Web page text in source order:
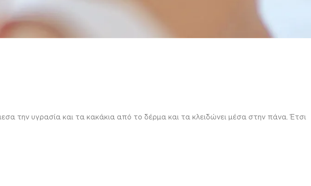
την υγρασία και τα κακάκια από το δέρμα και τα κλειδώνει μέσα στην πάνα. Έτσι